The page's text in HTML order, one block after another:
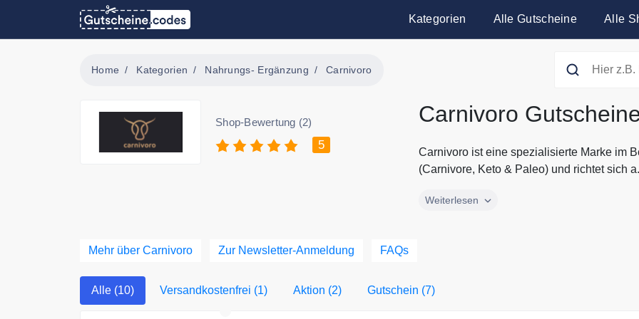
Kategorien Alle Gutscheine Alle
Home Kategorien Nahrungs- Ergänzung Carnivoro
Shop-Bewertung (2)
5
Carnivoro
Carnivoro ist eine spezialisierte Marke im
(Carnivore, Keto & Paleo) und richtet sich
Carnivoro ist eine spezialisierte Marke im
Supplements aus 100 % tierischen
von Carnivoro findest Du immer hier auf
Weiterlesen
Mehr über Carnivoro Zur Newsletter-Anmeldung FAQs
Alle (10) Versandkostenfrei (1) Aktion (2) Gutschein (7)